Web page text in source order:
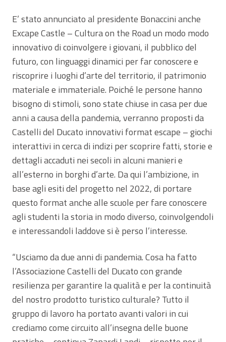
E’ stato annunciato al presidente Bonaccini anche
Excape Castle – Cultura on the Road un modo modo
innovativo di coinvolgere i giovani, il pubblico del
futuro, con linguaggi dinamici per far conoscere e
riscoprire i luoghi d’arte del territorio, il patrimonio
materiale e immateriale. Poiché le persone hanno
bisogno di stimoli, sono state chiuse in casa per due
anni a causa della pandemia, verranno proposti da
Castelli del Ducato innovativi format escape – giochi
interattivi in cerca di indizi per scoprire fatti, storie e
dettagli accaduti nei secoli in alcuni manieri e
all’esterno in borghi d’arte. Da qui l’ambizione, in
base agli esiti del progetto nel 2022, di portare
questo format anche alle scuole per fare conoscere
agli studenti la storia in modo diverso, coinvolgendoli
e interessandoli laddove si è perso l’interesse.
“Usciamo da due anni di pandemia. Cosa ha fatto
l’Associazione Castelli del Ducato con grande
resilienza per garantire la qualità e per la continuità
del nostro prodotto turistico culturale? Tutto il
gruppo di lavoro ha portato avanti valori in cui
crediamo come circuito all’insegna delle buone